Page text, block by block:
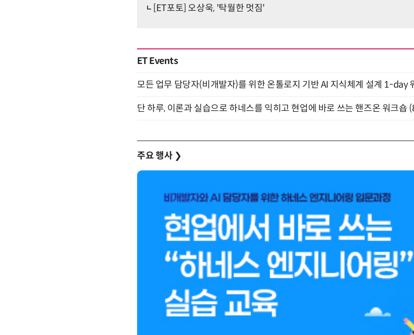
[ET포토] 오상욱, '탁월한 멋짐'
ET Events
모든 업무 담당자(비개발자)를 위한 온톨로지 기반 AI 지식체계 설계 1-day
단 하루, 이론과 실습으로 하네스를 익히고 현업에 바로 쓰는 핸즈온 워크숍
주요 행사 ❯